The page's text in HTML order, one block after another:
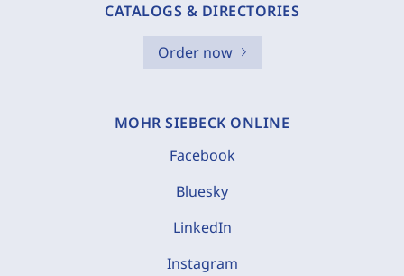
CATALOGS & DIRECTORIES
Order now
MOHR SIEBECK ONLINE
Facebook
Bluesky
LinkedIn
Instagram